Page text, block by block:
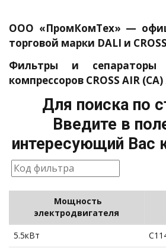
ООО «ПромКомТех» —
торговой марки DALI и
Фильтры и сепараторы
компрессоров CROSS AIR
Для поиска по
Введите в
интересующий Вас
Мощность
электродвигателя
5.5кВт